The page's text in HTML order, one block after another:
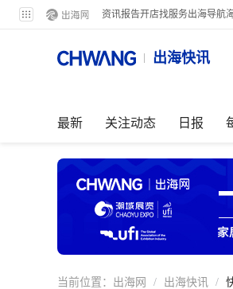
资讯报告开店找服务出海导航
出海快讯
最新 关注动态 日报
当前位置： 出海网 / 出海快讯 /